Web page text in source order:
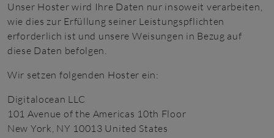
Unser Hoster wird Ihre Daten nur insoweit verarbeiten,
wie dies zur Erfüllung seiner Leistungspflichten
erforderlich ist und unsere Weisungen in Bezug auf
diese Daten befolgen.
Wir setzen folgenden Hoster ein:
Digitalocean LLC
101 Avenue of the Americas 10th Floor
New York, NY 10013 United States